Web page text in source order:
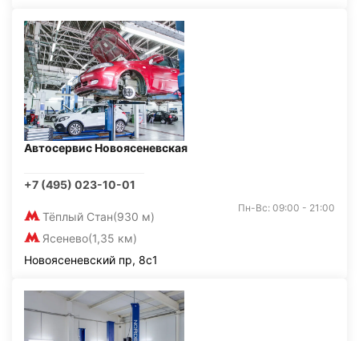
Автосервис Новоясеневская
+7 (495) 023-10-01
Тёплый Стан(930 м)
Ясенево(1,35 км)
Пн-Вс: 09:00 - 21:00
Новоясеневский пр, 8с1